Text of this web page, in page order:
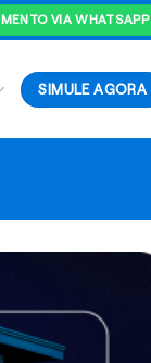
VIA WHATSAPP
SIMULE AGORA